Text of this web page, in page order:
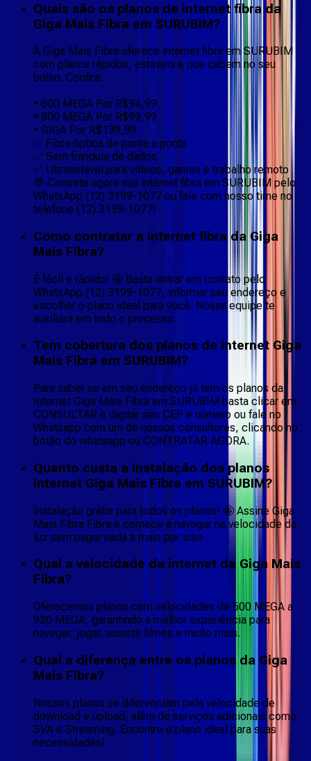
Quais são os planos de internet fibra da
Giga Mais Fibra em SURUBIM?
A Giga Mais Fibra oferece internet fibra em SURUBIM
com planos rápidos, estáveis e que cabem no seu
bolso. Confira:
• 600 MEGA Por R$94,99
• 800 MEGA Por R$99,99
• GIGA Por R$139,99
✅ Fibra óptica de ponta a ponta
✅ Sem franquia de dados
✅ Ultraestável para vídeos, games e trabalho remoto
💬 Contrate agora sua internet fibra em SURUBIM pelo
WhatsApp (12) 3199-1077 ou fale com nosso time no
telefone (12) 3199-1077!
Como contratar a internet fibra da Giga
Mais Fibra?
É fácil e rápido! 🤩 Basta entrar em contato pelo
WhatsApp (12) 3199-1077, informar seu endereço e
escolher o plano ideal para você. Nossa equipe te
auxiliará em todo o processo.
Tem cobertura dos planos de internet Giga
Mais Fibra em SURUBIM?
Para saber se em seu endereço já tem os planos da
Internet Giga Mais Fibra em SURUBIM basta clicar em
CONSULTAR e digitar seu CEP e número ou fale no
Whatsapp com um de nossos consultores, clicando no
botão do whatsapp ou CONTRATAR AGORA.
Quanto custa a instalação dos planos
Internet Giga Mais Fibra em SURUBIM?
Instalação grátis para todos os planos! 🤩 Assine Giga
Mais Fibra Fibra e comece a navegar na velocidade da
luz sem pagar nada a mais por isso.
Qual a velocidade da internet da Giga Mais
Fibra?
Oferecemos planos com velocidades de 600 MEGA a
920 MEGA, garantindo a melhor experiência para
navegar, jogar, assistir filmes e muito mais.
Qual a diferença entre os planos da Giga
Mais Fibra?
Nossos planos se diferenciam pela velocidade de
download e upload, além de serviços adicionais como
SVA e Streaming. Encontre o plano ideal para suas
necessidades!